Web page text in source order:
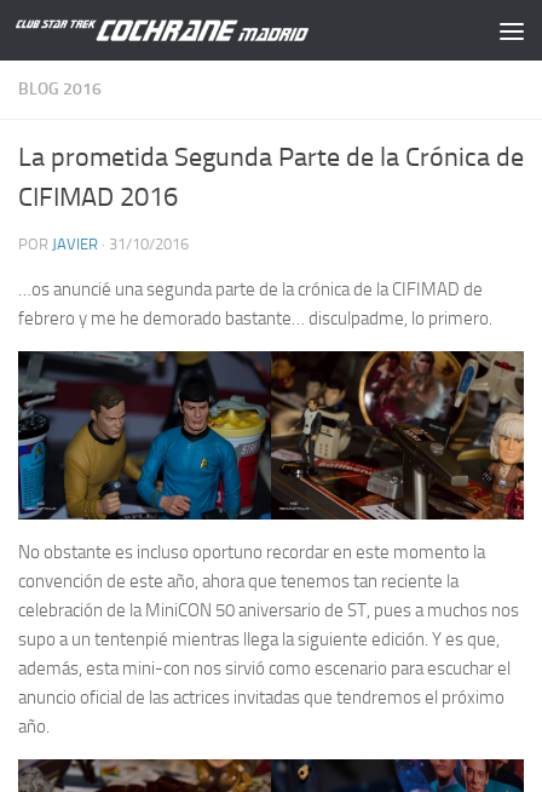
Saltar al contenido
BLOG 2016
La prometida Segunda Parte de la Crónica de
CIFIMAD 2016
POR JAVIER · 31/10/2016
…os anuncié una segunda parte de la crónica de la CIFIMAD de
febrero y me he demorado bastante… disculpadme, lo primero.
No obstante es incluso oportuno recordar en este momento la
convención de este año, ahora que tenemos tan reciente la
celebración de la MiniCON 50 aniversario de ST, pues a muchos nos
supo a un tentenpié mientras llega la siguiente edición. Y es que,
además, esta mini-con nos sirvió como escenario para escuchar el
anuncio oficial de las actrices invitadas que tendremos el próximo
año.